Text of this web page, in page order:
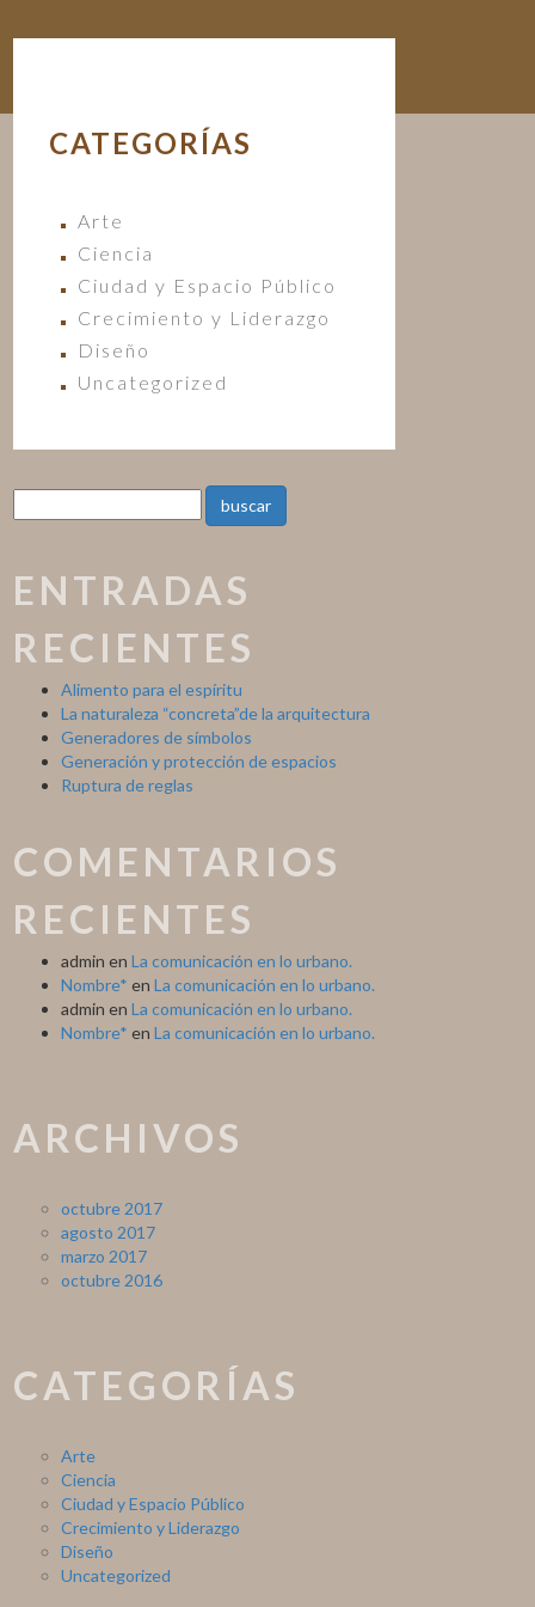
CATEGORÍAS
Arte
Ciencia
Ciudad y Espacio Público
Crecimiento y Liderazgo
Diseño
Uncategorized
ENTRADAS
RECIENTES
Alimento para el espíritu
La naturaleza “concreta”de la arquitectura
Generadores de símbolos
Generación y protección de espacios
Ruptura de reglas
COMENTARIOS
RECIENTES
admin en La comunicación en lo urbano.
Nombre* en La comunicación en lo urbano.
admin en La comunicación en lo urbano.
Nombre* en La comunicación en lo urbano.
ARCHIVOS
octubre 2017
agosto 2017
marzo 2017
octubre 2016
CATEGORÍAS
Arte
Ciencia
Ciudad y Espacio Público
Crecimiento y Liderazgo
Diseño
Uncategorized